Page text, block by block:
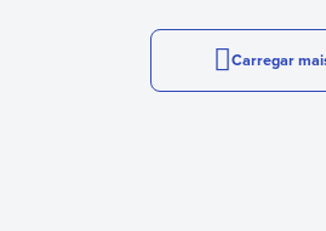
Carregar